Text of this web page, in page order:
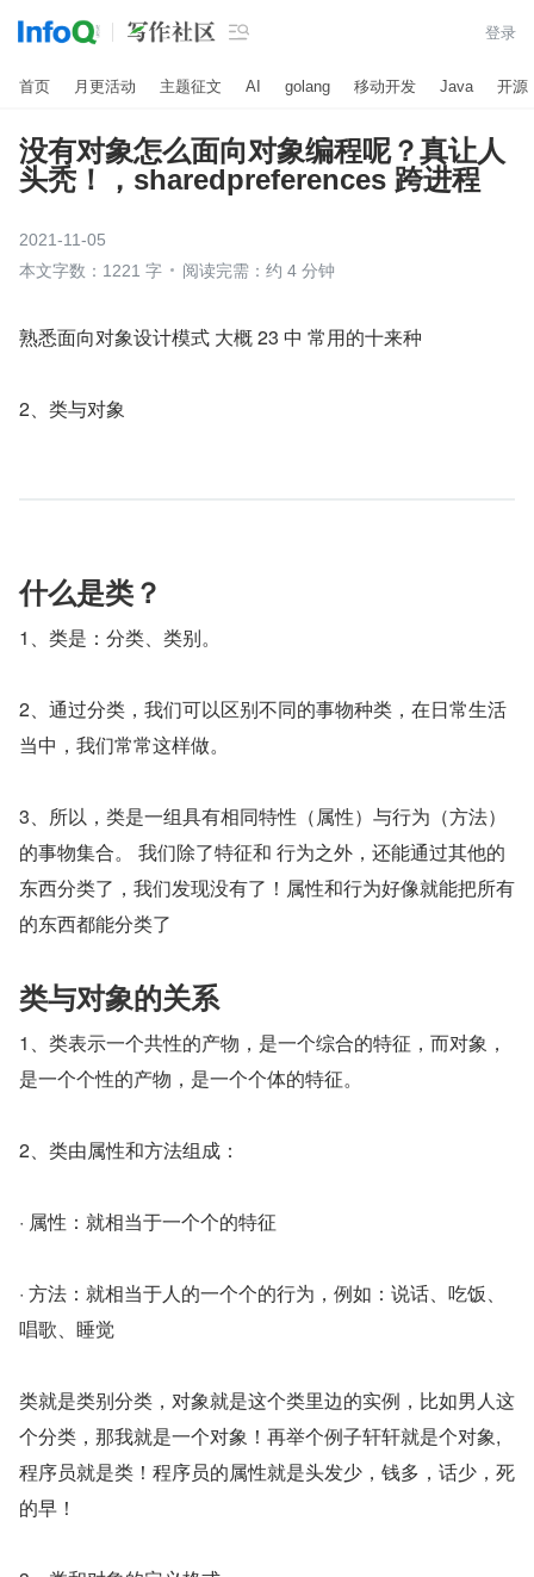
 登录
首页 月更活动 主题征文 AI golang 移动开发 Java 开源
没有对象怎么面向对象编程呢？真让人
头秃！，sharedpreferences 跨进程
2021-11-05
本文字数：1221 字
阅读完需：约 4 分钟
熟悉面向对象设计模式 大概 23 中 常用的十来种
2、类与对象
什么是类？
1、类是：分类、类别。
2、通过分类，我们可以区别不同的事物种类，在日常生活
当中，我们常常这样做。
3、所以，类是一组具有相同特性（属性）与行为（方法）
的事物集合。 我们除了特征和 行为之外，还能通过其他的
东西分类了，我们发现没有了！属性和行为好像就能把所有
的东西都能分类了
类与对象的关系
1、类表示一个共性的产物，是一个综合的特征，而对象，
是一个个性的产物，是一个个体的特征。
2、类由属性和方法组成：
· 属性：就相当于一个个的特征
· 方法：就相当于人的一个个的行为，例如：说话、吃饭、
唱歌、睡觉
类就是类别分类，对象就是这个类里边的实例，比如男人这
个分类，那我就是一个对象！再举个例子轩轩就是个对象,
程序员就是类！程序员的属性就是头发少，钱多，话少，死
的早！